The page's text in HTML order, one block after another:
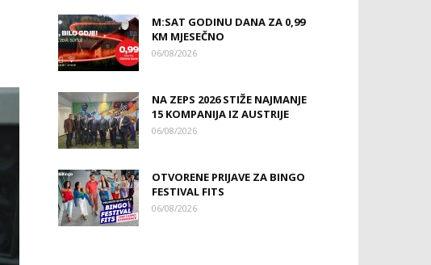
M:SAT GODINU DANA ZA 0,99
KM MJESEČNO
06/08/2026
NA ZEPS 2026 STIŽE NAJMANJE
15 KOMPANIJA IZ AUSTRIJE
06/08/2026
OTVORENE PRIJAVE ZA BINGO
FESTIVAL FITS
06/08/2026